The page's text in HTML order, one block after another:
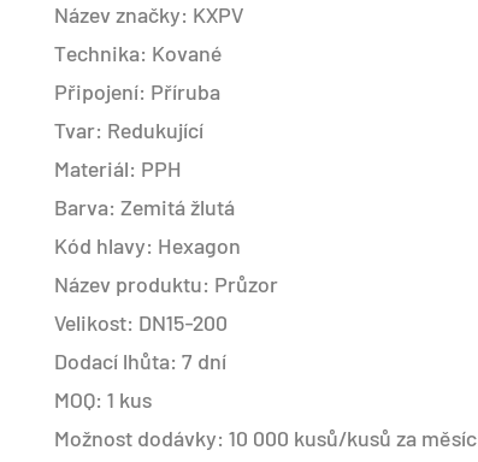
Název značky: KXPV
Technika: Kované
Připojení: Příruba
Tvar: Redukující
Materiál: PPH
Barva: Zemitá žlutá
Kód hlavy: Hexagon
Název produktu: Průzor
Velikost: DN15-200
Dodací lhůta: 7 dní
MOQ: 1 kus
Možnost dodávky: 10 000 kusů/kusů za měsíc